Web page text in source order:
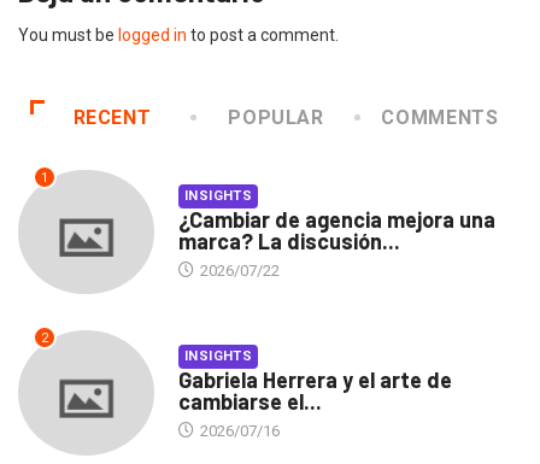
You must be logged in to post a comment.
RECENT POPULAR COMMENTS
1
INSIGHTS
¿Cambiar de agencia mejora una
marca? La discusión...
2026/07/22
2
INSIGHTS
Gabriela Herrera y el arte de
cambiarse el...
2026/07/16